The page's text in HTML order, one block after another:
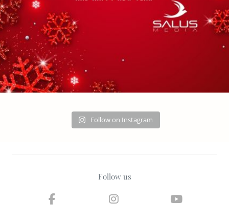
Follow on Instagram
Follow us